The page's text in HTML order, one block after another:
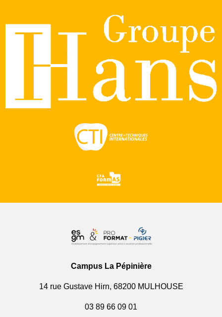
Campus La Pépinière
14 rue Gustave Hirn, 68200 MULHOUSE
03 89 66 09 01